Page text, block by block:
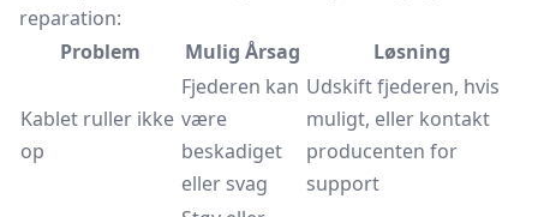
reparation:
Problem
Mulig Årsag Løsning
Kablet ruller ikke
op
Fjederen kan
være
beskadiget
eller svag
Udskift fjederen, hvis
muligt, eller kontakt
producenten for
support